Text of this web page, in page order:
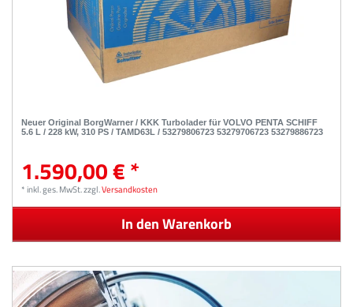
Neuer Original BorgWarner / KKK Turbolader für VOLVO PENTA SCHIFF
5.6 L / 228 kW, 310 PS / TAMD63L / 53279806723 53279706723 53279886723
1.590,00 € *
*inkl. ges. MwSt.zzgl.Versandkosten
In den Warenkorb